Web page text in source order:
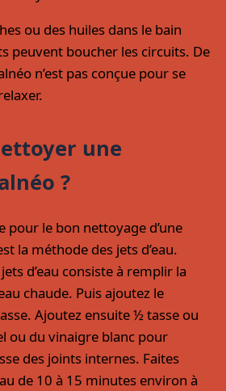
ou des huiles dans le bain
peuvent boucher les circuits. De
n’est pas conçue pour se
une
?
pour le bon nettoyage d’une
la méthode des jets d’eau.
d’eau consiste à remplir la
chaude. Puis ajoutez le
Ajoutez ensuite ½ tasse ou
ou du vinaigre blanc pour
des joints internes. Faites
de 10 à 15 minutes environ à